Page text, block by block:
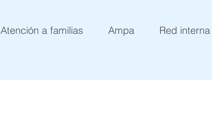
Atención a familias Ampa Red interna